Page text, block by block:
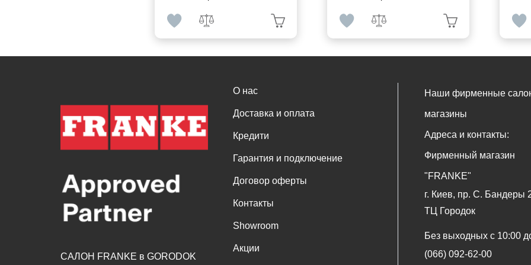
САЛОН FRANKE в GORODOK
О нас
Доставка и оплата
Кредити
Гарантия и подключение
Договор оферты
Контакты
Showroom
Акции
Наши фирменные
магазины
Адреса и контакты:
Фирменный магазин
"FRANKE"
г. Киев, пр. С. Бандеры
ТЦ Городок
Без выходных с 10:00
(066) 092-62-00